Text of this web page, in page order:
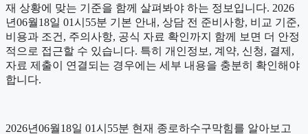
재 상황에 맞는 기준을 함께 살펴봐야 하는 정보입니다. 2026
년06월18일 01시55분 기본 안내, 상담 전 준비사항, 비교 기준,
비용과 조건, 주의사항, 공식 자료 확인까지 함께 보면 더 안정
적으로 접근할 수 있습니다. 특히 개인정보, 계약, 신청, 결제,
자료 제출이 연결되는 경우에는 세부 내용을 충분히 확인해야
합니다.
2026년06월18일 01시55분 현재 종로하수구막힘를 알아보고